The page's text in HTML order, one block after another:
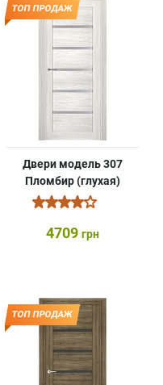
ТОП ПРОДАЖ
Двери модель 307
Пломбир (глухая)
4709 грн
ТОП ПРОДАЖ